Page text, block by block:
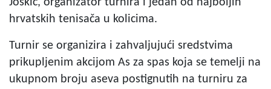
hrvatskih tenisača u kolicima.
Turnir se organizira i zahvaljujući sredstvima
prikupljenim akcijom As za spas koja se temelji na
ukupnom broju aseva postignutih na turniru za